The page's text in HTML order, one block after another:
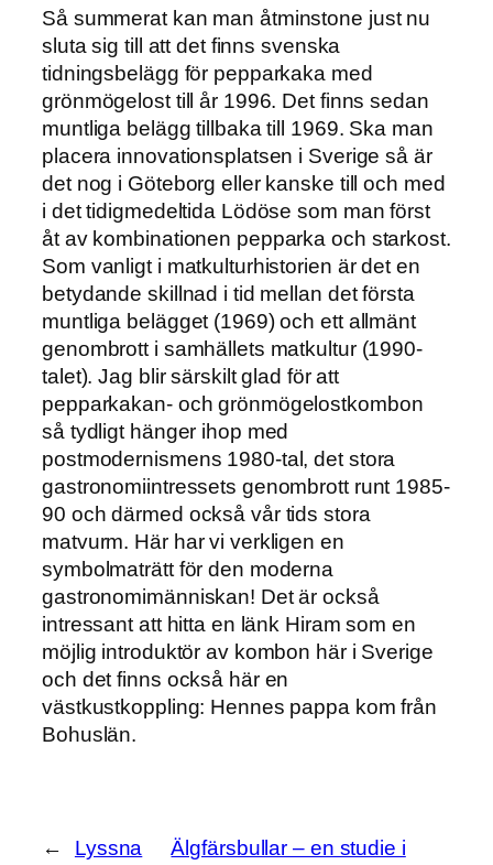
Så summerat kan man åtminstone just nu
sluta sig till att det finns svenska
tidningsbelägg för pepparkaka med
grönmögelost till år 1996. Det finns sedan
muntliga belägg tillbaka till 1969. Ska man
placera innovationsplatsen i Sverige så är
det nog i Göteborg eller kanske till och med
i det tidigmedeltida Lödöse som man först
åt av kombinationen pepparka och starkost.
Som vanligt i matkulturhistorien är det en
betydande skillnad i tid mellan det första
muntliga belägget (1969) och ett allmänt
genombrott i samhällets matkultur (1990-
talet). Jag blir särskilt glad för att
pepparkakan- och grönmögelostkombon
så tydligt hänger ihop med
postmodernismens 1980-tal, det stora
gastronomiintressets genombrott runt 1985-
90 och därmed också vår tids stora
matvurm. Här har vi verkligen en
symbolmaträtt för den moderna
gastronomimänniskan! Det är också
intressant att hitta en länk Hiram som en
möjlig introduktör av kombon här i Sverige
och det finns också här en
västkustkoppling: Hennes pappa kom från
Bohuslän.
←
Lyssna
Älgfärsbullar – en studie i